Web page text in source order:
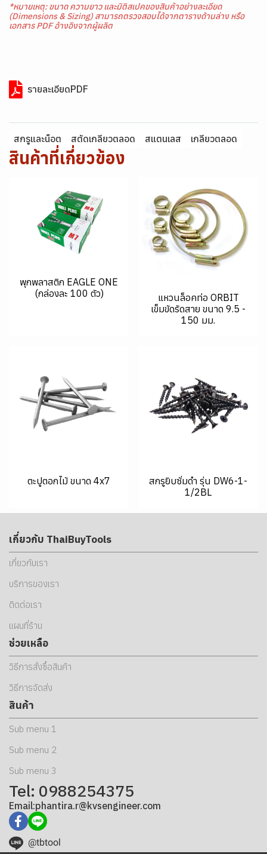
*หมายเหตุ: ขนาด ความยาว และมิติสเปคของสินค้าอย่างละเอียด
(Dimensions & Sizing) สามารถตรวจสอบได้จากตารางด้านล่าง หรือ
เอกสาร PDF อ้างอิงจากผู้ผลิต
รายละเอียดPDF
สกรูและน็อต สตัดเกลียวตลอด สแตนเลส เกลียวตลอด
สินค้าที่เกี่ยวข้อง
พุกพลาสติก EAGLE ONE
(กล่องละ 100 ตัว)
แหวนล็อคท่อ ORBIT
เข็มขัดรัดสาย ขนาด 9.5 -
150 มม.
ตะปูตอกไม้ ขนาด 4x7
สกรูยิบซั่มดำ รุ่น DW6-1-
1/2BL
เกี่ยวกับ ThaiBuyTools
เกี่ยวกับเรา
บริการของเรา
ติดต่อเรา
แผนที่ร้าน
ช่วยเหลือ
วิธีการสั่งซื้อสินค้า
วิธีการจัดส่ง
สินค้า
Sub menu 1
Sub menu 2
Sub menu 3
Tel: 0988254375
Email:phantira.r@kvsengineer.com
@tbtool